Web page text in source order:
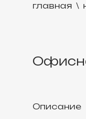
главная \
Описание